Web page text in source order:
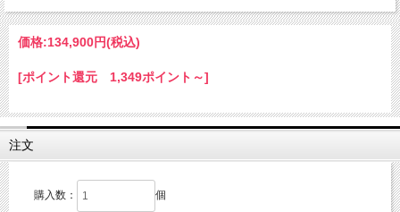
価格:134,900円(税込)
[ポイント還元 1,349ポイント～]
注文
購入数： 個